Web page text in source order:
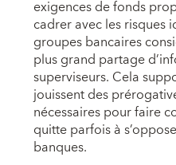
exigences de fonds
cadrer avec les risques
groupes bancaires
plus grand partage
superviseurs. Cela
jouissent des
nécessaires pour faire
quitte parfois à
banques.